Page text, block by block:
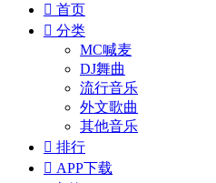
 首页
 分类
MC喊麦
DJ舞曲
流行音乐
外文歌曲
其他音乐
 排行
 APP下载